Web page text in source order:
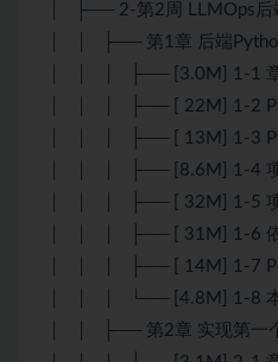
│ ├── 2-第2周 LLMOps后
│ │ ├── 第1章 后端
│ │ │ ├── [3.0M] 1-1 章
│ │ │ ├── [ 22M] 1-2
│ │ │ ├── [ 13M] 1-3
│ │ │ ├── [8.6M] 1-4 项
│ │ │ ├── [ 32M] 1-5 项
│ │ │ ├── [ 31M] 1-6 依
│ │ │ ├── [ 14M] 1-7
│ │ │ └── [4.8M] 1-8 本
│ │ ├── 第2章 实现第一